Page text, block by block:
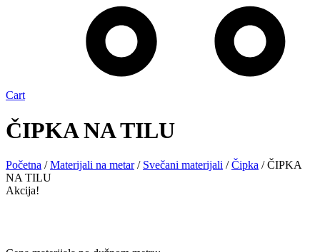
Cart
ČIPKA NA TILU
Početna /Materijali na metar/ Svečani materijali /Čipka / ČIPKA
NA TILU
Akcija!